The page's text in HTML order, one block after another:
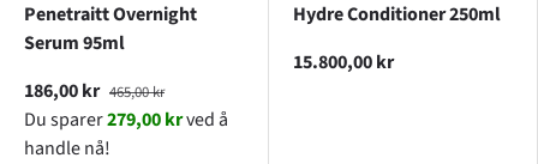
Penetraitt Overnight
Serum 95ml
186,00 kr 465,00 kr
Du sparer279,00 krved å
handle nå!
Hydre Conditioner 250ml
15.800,00 kr